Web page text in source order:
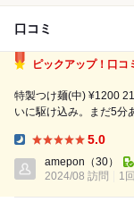
口コミ
ピックアップ！口コ
特製つけ麺(中) ¥1200 21時40分ラストオーダーのところ、21時35分くら
いに駆け込み。まだ5分
釈。お客さん、タマネ
答。タマネギの刻み...
5.0
amepon （30）
2024/08 訪問
1回